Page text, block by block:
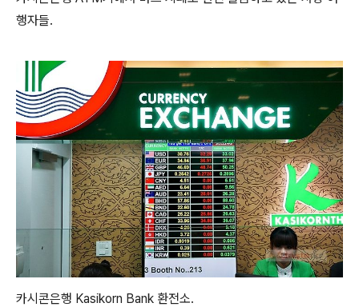
행자들.
카시콘은행 Kasikorn Bank 환전소.